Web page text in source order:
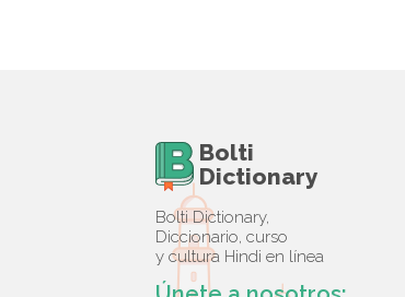
Bolti
Dictionary
Bolti Dictionary,
Diccionario, curso
y cultura Hindi en línea